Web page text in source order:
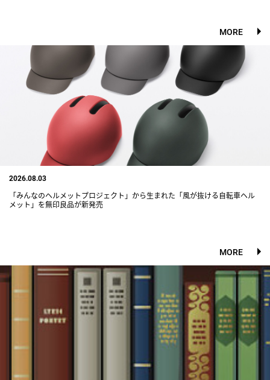
MORE
2026.08.03
「みんなのヘルメットプロジェクト」から生まれた「風が抜ける自転車ヘル
メット」を無印良品が新発売
MORE